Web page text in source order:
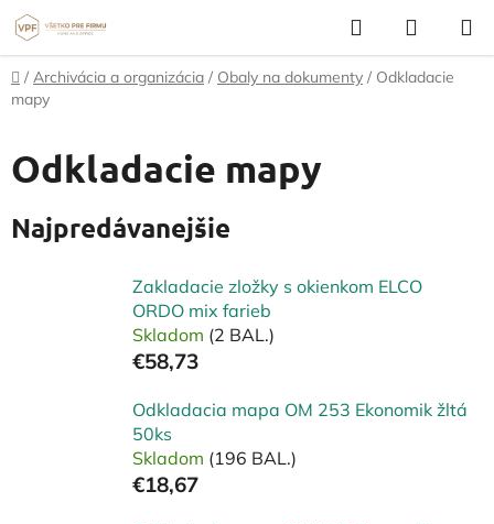
Prejsť
na
obsah
Hľadať
KOŠÍK
Domov
/ Archivácia a organizácia / Obaly na dokumenty / Odkladacie
mapy
Odkladacie mapy
Najpredávanejšie
Zakladacie zložky s okienkom ELCO
ORDO mix farieb
Skladom (2 BAL.)
€58,73
Odkladacia mapa OM 253 Ekonomik žltá
50ks
Skladom (196 BAL.)
€18,67